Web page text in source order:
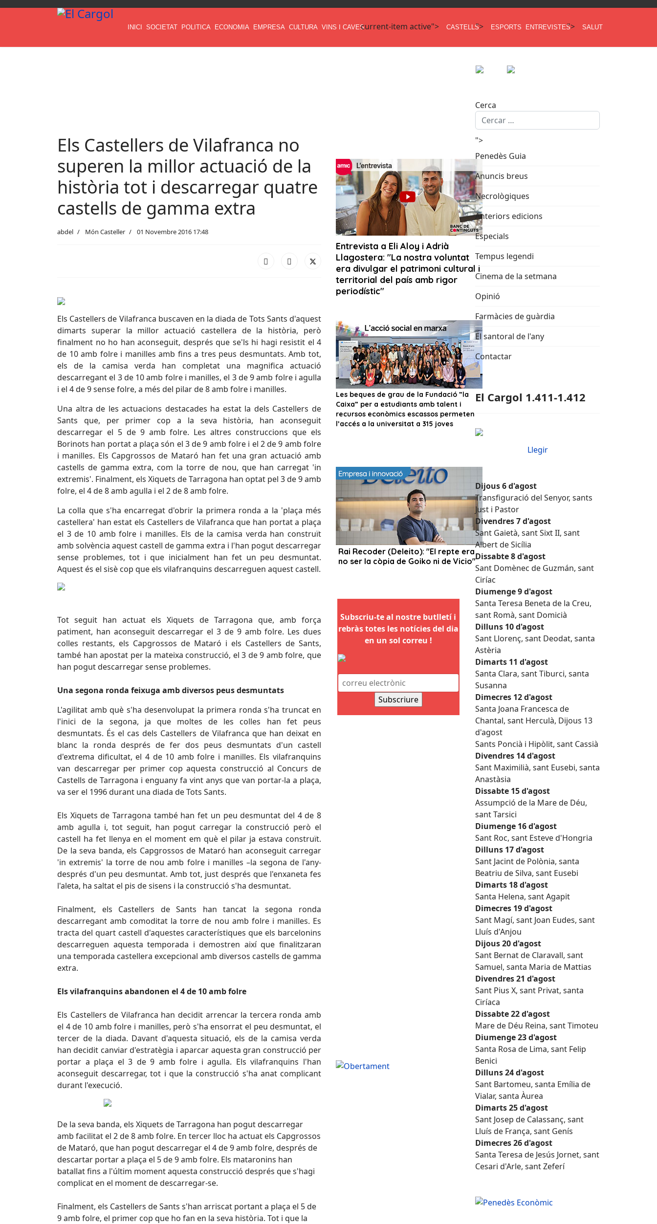
INICI SOCIETAT POLITICA ECONOMIA EMPRESA CULTURA VINS I CAVEScurrent-item active"> CASTELLS"> ESPORTS ENTREVISTES"> SALUT
Cerca
Els Castellers de Vilafranca no
superen la millor actuació de la
història tot i descarregar quatre
castells de gamma extra
abdel Món Casteller 01 Novembre 2016 17:48
Els Castellers de Vilafranca buscaven en la diada de Tots Sants d'aquest
dimarts superar la millor actuació castellera de la història, però
finalment no ho han aconseguit, després que se'ls hi hagi resistit el 4
de 10 amb folre i manilles amb fins a tres peus desmuntats. Amb tot,
els de la camisa verda han completat una magnifica actuació
descarregant el 3 de 10 amb folre i manilles, el 3 de 9 amb folre i agulla
i el 4 de 9 sense folre, a més del pilar de 8 amb folre i manilles.
Una altra de les actuacions destacades ha estat la dels Castellers de
Sants que, per primer cop a la seva història, han aconseguit
descarregar el 5 de 9 amb folre. Les altres construccions que els
Borinots han portat a plaça són el 3 de 9 amb folre i el 2 de 9 amb folre
i manilles. Els Capgrossos de Mataró han fet una gran actuació amb
castells de gamma extra, com la torre de nou, que han carregat 'in
extremis'. Finalment, els Xiquets de Tarragona han optat pel 3 de 9 amb
folre, el 4 de 8 amb agulla i el 2 de 8 amb folre.
La colla que s'ha encarregat d'obrir la primera ronda a la 'plaça més
castellera' han estat els Castellers de Vilafranca que han portat a plaça
el 3 de 10 amb folre i manilles. Els de la camisa verda han construït
amb solvència aquest castell de gamma extra i l'han pogut descarregar
sense problemes, tot i que inicialment han fet un peu desmuntat.
Aquest és el sisè cop que els vilafranquins descarreguen aquest castell.
Tot seguit han actuat els Xiquets de Tarragona que, amb força
patiment, han aconseguit descarregar el 3 de 9 amb folre. Les dues
colles restants, els Capgrossos de Mataró i els Castellers de Sants,
també han apostat per la mateixa construcció, el 3 de 9 amb folre, que
han pogut descarregar sense problemes.
Una segona ronda feixuga amb diversos peus desmuntats
L'agilitat amb què s'ha desenvolupat la primera ronda s'ha truncat en
l'inici de la segona, ja que moltes de les colles han fet peus
desmuntats. És el cas dels Castellers de Vilafranca que han deixat en
blanc la ronda després de fer dos peus desmuntats d'un castell
d'extrema dificultat, el 4 de 10 amb folre i manilles. Els vilafranquins
van descarregar per primer cop aquesta construcció al Concurs de
Castells de Tarragona i enguany fa vint anys que van portar-la a plaça,
va ser el 1996 durant una diada de Tots Sants.
Els Xiquets de Tarragona també han fet un peu desmuntat del 4 de 8
amb agulla i, tot seguit, han pogut carregar la construcció però el
castell ha fet llenya en el moment em què el pilar ja estava construït.
De la seva banda, els Capgrossos de Mataró han aconseguit carregar
'in extremis' la torre de nou amb folre i manilles –la segona de l'any-
després d'un peu desmuntat. Amb tot, just després que l'enxaneta fes
l'aleta, ha saltat el pis de sisens i la construcció s'ha desmuntat.
Finalment, els Castellers de Sants han tancat la segona ronda
descarregant amb comoditat la torre de nou amb folre i manilles. Es
tracta del quart castell d'aquestes característiques que els barcelonins
descarreguen aquesta temporada i demostren així que finalitzaran
una temporada castellera excepcional amb diversos castells de gamma
extra.
Els vilafranquins abandonen el 4 de 10 amb folre
Els Castellers de Vilafranca han decidit arrencar la tercera ronda amb
el 4 de 10 amb folre i manilles, però s'ha ensorrat el peu desmuntat, el
tercer de la diada. Davant d'aquesta situació, els de la camisa verda
han decidit canviar d'estratègia i aparcar aquesta gran construcció per
portar a plaça el 3 de 9 amb folre i agulla. Els vilafranquins l'han
aconseguit descarregar, tot i que la construcció s'ha anat complicant
durant l'execució.
De la seva banda, els Xiquets de Tarragona han pogut descarregar
amb facilitat el 2 de 8 amb folre. En tercer lloc ha actuat els Capgrossos
de Mataró, que han pogut descarregar el 4 de 9 amb folre, després de
descartar portar a plaça el 5 de 9 amb folre. Els mataronins han
batallat fins a l'últim moment aquesta construcció després que s'hagi
complicat en el moment de descarregar-se.
Finalment, els Castellers de Sants s'han arriscat portant a plaça el 5 de
9 amb folre, el primer cop que ho fan en la seva història. Tot i que la
Subscriu-te al nostre butlletí i
rebràs totes les notícies del dia
en un sol correu !
">
Penedès Guia
Anuncis breus
Necrològiques
Anteriors edicions
Especials
Tempus legendi
Cinema de la setmana
Opinió
Farmàcies de guàrdia
El santoral de l'any
Contactar
El Cargol 1.411-1.412
Llegir
Dijous 6 d'agost
Transfiguració del Senyor, sants
Just i Pastor
Divendres 7 d'agost
Sant Gaietà, sant Sixt II, sant
Albert de Sicília
Dissabte 8 d'agost
Sant Domènec de Guzmán, sant
Ciríac
Diumenge 9 d'agost
Santa Teresa Beneta de la Creu,
sant Romà, sant Domicià
Dilluns 10 d'agost
Sant Llorenç, sant Deodat, santa
Astèria
Dimarts 11 d'agost
Santa Clara, sant Tiburci, santa
Susanna
Dimecres 12 d'agost
Santa Joana Francesca de
Chantal, sant Herculà, Dijous 13
d'agost
Sants Poncià i Hipòlit, sant Cassià
Divendres 14 d'agost
Sant Maximilià, sant Eusebi, santa
Anastàsia
Dissabte 15 d'agost
Assumpció de la Mare de Déu,
sant Tarsici
Diumenge 16 d'agost
Sant Roc, sant Esteve d'Hongria
Dilluns 17 d'agost
Sant Jacint de Polònia, santa
Beatriu de Silva, sant Eusebi
Dimarts 18 d'agost
Santa Helena, sant Agapit
Dimecres 19 d'agost
Sant Magí, sant Joan Eudes, sant
Lluís d'Anjou
Dijous 20 d'agost
Sant Bernat de Claravall, sant
Samuel, santa Maria de Mattias
Divendres 21 d'agost
Sant Pius X, sant Privat, santa
Ciríaca
Dissabte 22 d'agost
Mare de Déu Reina, sant Timoteu
Diumenge 23 d'agost
Santa Rosa de Lima, sant Felip
Benici
Dilluns 24 d'agost
Sant Bartomeu, santa Emília de
Vialar, santa Àurea
Dimarts 25 d'agost
Sant Josep de Calassanç, sant
Lluís de França, sant Genís
Dimecres 26 d'agost
Santa Teresa de Jesús Jornet, sant
Cesari d'Arle, sant Zeferí